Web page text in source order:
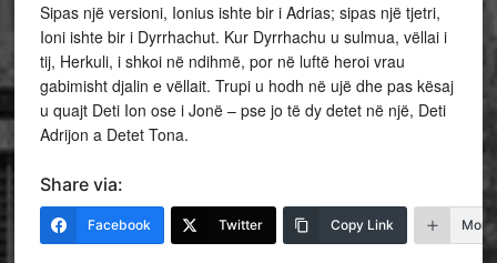
Sipas një versioni, Ionius ishte bir i Adrias; sipas një tjetri,
Ioni ishte bir i Dyrrhachut. Kur Dyrrhachu u sulmua, vëllai i
tij, Herkuli, i shkoi në ndihmë, por në luftë heroi vrau
gabimisht djalin e vëllait. Trupi u hodh në ujë dhe pas kësaj
u quajt Deti Ion ose i Jonë – pse jo të dy detet në një, Deti
Adrijon a Detet Tona.
Share via:
Facebook Twitter Copy Link More